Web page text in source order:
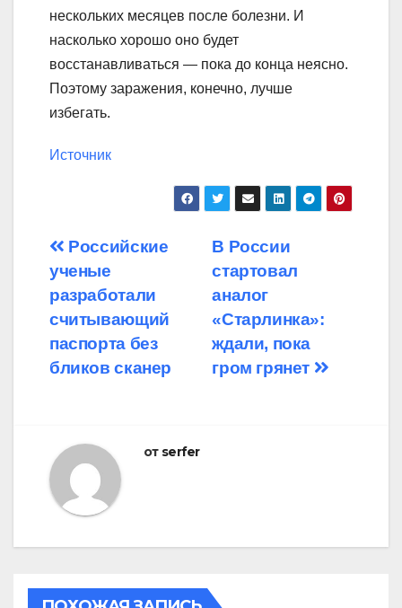
нескольких месяцев после болезни. И
насколько хорошо оно будет
восстанавливаться — пока до конца неясно.
Поэтому заражения, конечно, лучше
избегать.
Источник
Навигация
по
записям
В России
стартовал
аналог
«Старлинка»:
ждали, пока
гром грянет
Российские
ученые
разработали
считывающий
паспорта без
бликов сканер
от serfer